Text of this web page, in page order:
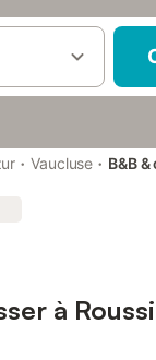
· Vaucluse · B&B
à